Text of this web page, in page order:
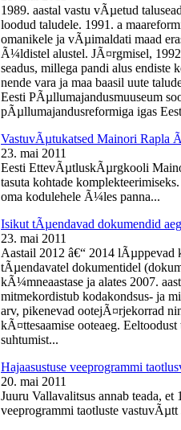
1989. aastal vastu vÃµetud
loodud taludele. 1991. a
omanikele ja vÃµimaldati maad
Ã¼ldistel alustel. JÃ¤rgmisel,
seadus, millega pandi alus
nende vara ja maa baasil uute
Eesti PÃµllumajandusmuuseum
pÃµllumajandusreformiga igas
VastuvÃµtukatsed Mainori Rapla
23. mai 2011
Eesti EttevÃµtluskÃµrgkooli
tasuta kohtade
oma kodulehele Ã¼les panna...
Isikut tÃµendavad dokumendid
23. mai 2011
Aastail 2012 â€“ 2014 lÃµppevad
tÃµendavatel dokumentidel
kÃ¼mneaastase ja alates 2007.
mitmekordistub kodakondsus- ja
arv, pikenevad ootejÃ¤rjekorrad
kÃ¤ttesaamise ooteaeg.
suhtumist...
Hajaasustuse veeprogrammi
20. mai 2011
Juuru Vallavalitsus annab teada, et
veeprogrammi taotluste vastuvÃµtt